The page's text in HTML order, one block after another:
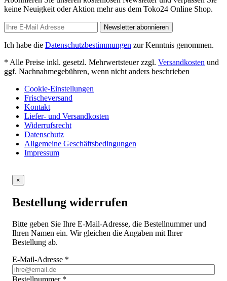
keine Neuigkeit oder Aktion mehr aus dem Toko24 Online Shop.
Newsletter abonnieren
Ich habe die Datenschutzbestimmungen zur Kenntnis genommen.
* Alle Preise inkl. gesetzl. Mehrwertsteuer zzgl. Versandkosten und
ggf. Nachnahmegebühren, wenn nicht anders beschrieben
Cookie-Einstellungen
Frischeversand
Kontakt
Liefer- und Versandkosten
Widerrufsrecht
Datenschutz
Allgemeine Geschäftsbedingungen
Impressum
×
Bestellung widerrufen
Bitte geben Sie Ihre E-Mail-Adresse, die Bestellnummer und
Ihren Namen ein. Wir gleichen die Angaben mit Ihrer
Bestellung ab.
E-Mail-Adresse *
Bestellnummer *